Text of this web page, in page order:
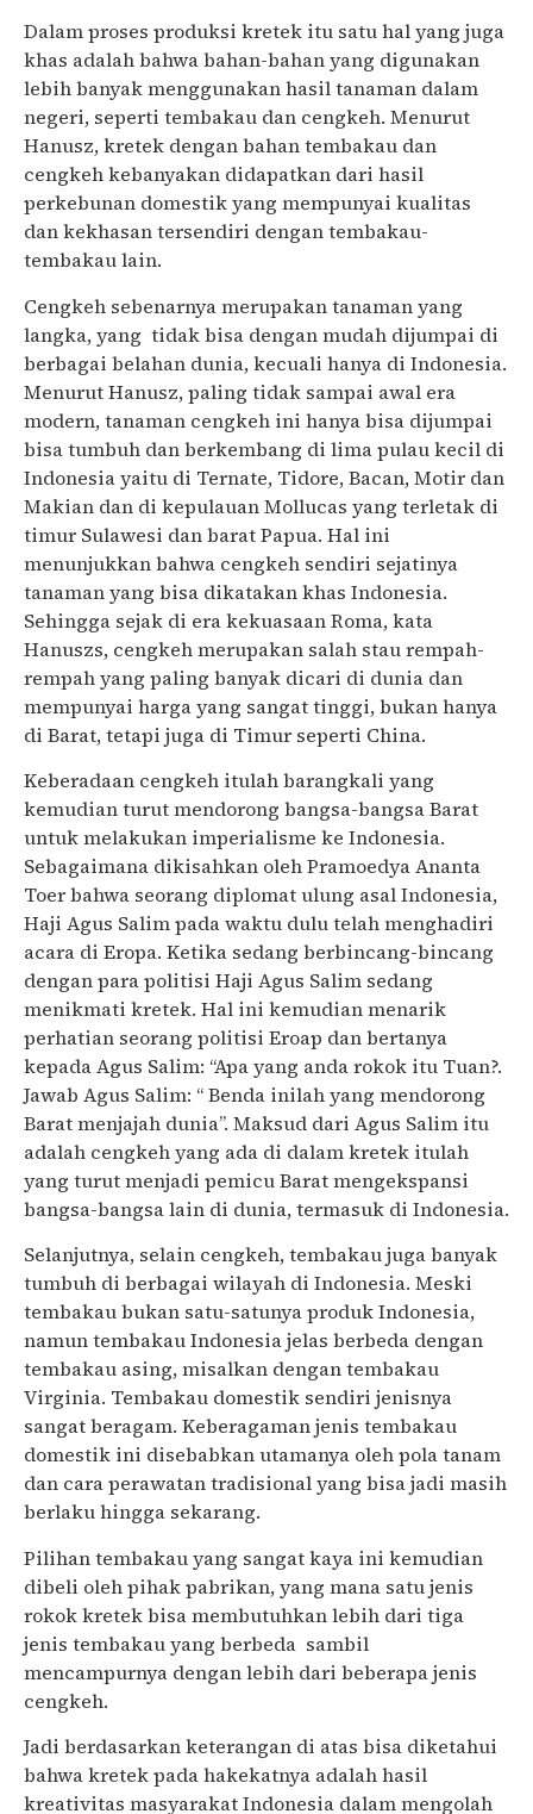
Dalam proses produksi kretek itu satu hal yang juga
khas adalah bahwa bahan-bahan yang digunakan
lebih banyak menggunakan hasil tanaman dalam
negeri, seperti tembakau dan cengkeh. Menurut
Hanusz, kretek dengan bahan tembakau dan
cengkeh kebanyakan didapatkan dari hasil
perkebunan domestik yang mempunyai kualitas
dan kekhasan tersendiri dengan tembakau-
tembakau lain.
Cengkeh sebenarnya merupakan tanaman yang
langka, yang tidak bisa dengan mudah dijumpai di
berbagai belahan dunia, kecuali hanya di Indonesia.
Menurut Hanusz, paling tidak sampai awal era
modern, tanaman cengkeh ini hanya bisa dijumpai
bisa tumbuh dan berkembang di lima pulau kecil di
Indonesia yaitu di Ternate, Tidore, Bacan, Motir dan
Makian dan di kepulauan Mollucas yang terletak di
timur Sulawesi dan barat Papua. Hal ini
menunjukkan bahwa cengkeh sendiri sejatinya
tanaman yang bisa dikatakan khas Indonesia.
Sehingga sejak di era kekuasaan Roma, kata
Hanuszs, cengkeh merupakan salah stau rempah-
rempah yang paling banyak dicari di dunia dan
mempunyai harga yang sangat tinggi, bukan hanya
di Barat, tetapi juga di Timur seperti China.
Keberadaan cengkeh itulah barangkali yang
kemudian turut mendorong bangsa-bangsa Barat
untuk melakukan imperialisme ke Indonesia.
Sebagaimana dikisahkan oleh Pramoedya Ananta
Toer bahwa seorang diplomat ulung asal Indonesia,
Haji Agus Salim pada waktu dulu telah menghadiri
acara di Eropa. Ketika sedang berbincang-bincang
dengan para politisi Haji Agus Salim sedang
menikmati kretek. Hal ini kemudian menarik
perhatian seorang politisi Eroap dan bertanya
kepada Agus Salim: “Apa yang anda rokok itu Tuan?.
Jawab Agus Salim: “ Benda inilah yang mendorong
Barat menjajah dunia”. Maksud dari Agus Salim itu
adalah cengkeh yang ada di dalam kretek itulah
yang turut menjadi pemicu Barat mengekspansi
bangsa-bangsa lain di dunia, termasuk di Indonesia.
Selanjutnya, selain cengkeh, tembakau juga banyak
tumbuh di berbagai wilayah di Indonesia. Meski
tembakau bukan satu-satunya produk Indonesia,
namun tembakau Indonesia jelas berbeda dengan
tembakau asing, misalkan dengan tembakau
Virginia. Tembakau domestik sendiri jenisnya
sangat beragam. Keberagaman jenis tembakau
domestik ini disebabkan utamanya oleh pola tanam
dan cara perawatan tradisional yang bisa jadi masih
berlaku hingga sekarang.
Pilihan tembakau yang sangat kaya ini kemudian
dibeli oleh pihak pabrikan, yang mana satu jenis
rokok kretek bisa membutuhkan lebih dari tiga
jenis tembakau yang berbeda sambil
mencampurnya dengan lebih dari beberapa jenis
cengkeh.
Jadi berdasarkan keterangan di atas bisa diketahui
bahwa kretek pada hakekatnya adalah hasil
kreativitas masyarakat Indonesia dalam mengolah